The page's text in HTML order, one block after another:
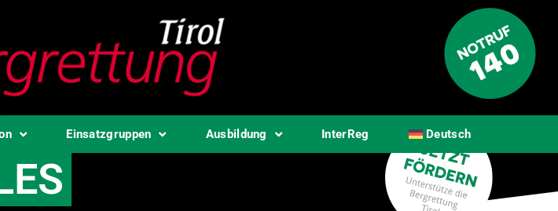
Einsatzgruppen Ausbildung InterReg Deutsch